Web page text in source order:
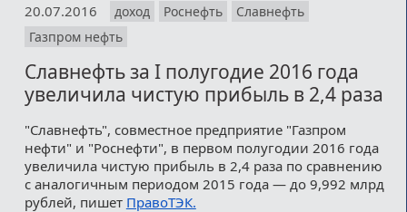
Подписка
Пользовательское соглашение
Медиакит
Контакты
20.07.2016 доход Роснефть
Славнефть
Газпром нефть
Славнефть за I полугодие 2016 года
увеличила чистую прибыль в 2,4 раза
"Славнефть", совместное предприятие "Газпром
нефти" и "Роснефти", в первом полугодии 2016 года
увеличила чистую прибыль в 2,4 раза по сравнению
с аналогичным периодом 2015 года — до 9,992 млрд
рублей, пишет ПравоТЭК.